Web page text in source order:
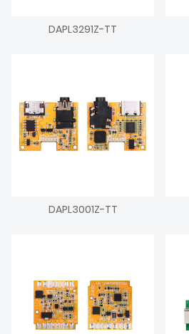
DAPL3291Z-TT
DAPL3001Z-TT